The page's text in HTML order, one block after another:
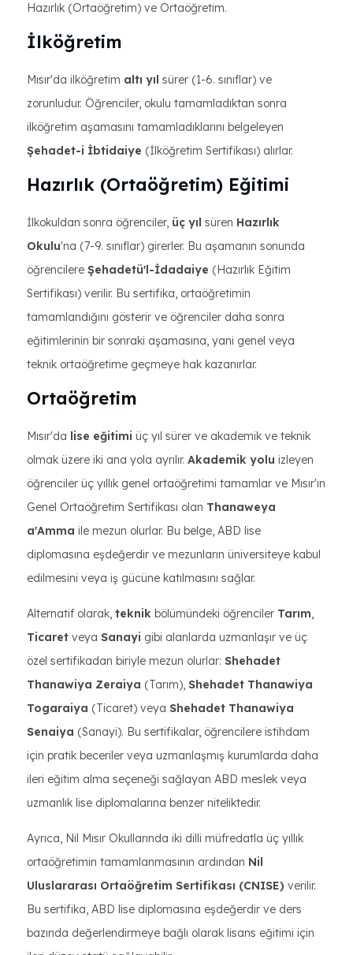
Hazırlık (Ortaöğretim) ve Ortaöğretim.
İlköğretim
Mısır'da ilköğretim altı yıl sürer (1-6. sınıflar) ve
zorunludur. Öğrenciler, okulu tamamladıktan sonra
ilköğretim aşamasını tamamladıklarını belgeleyen
Şehadet-i İbtidaiye (İlköğretim Sertifikası) alırlar.
Hazırlık (Ortaöğretim) Eğitimi
İlkokuldan sonra öğrenciler, üç yıl süren Hazırlık
Okulu'na (7-9. sınıflar) girerler. Bu aşamanın sonunda
öğrencilere Şehadetü'l-İdadaiye (Hazırlık Eğitim
Sertifikası) verilir. Bu sertifika, ortaöğretimin
tamamlandığını gösterir ve öğrenciler daha sonra
eğitimlerinin bir sonraki aşamasına, yani genel veya
teknik ortaöğretime geçmeye hak kazanırlar.
Ortaöğretim
Mısır'da lise eğitimi üç yıl sürer ve akademik ve teknik
olmak üzere iki ana yola ayrılır. Akademik yolu izleyen
öğrenciler üç yıllık genel ortaöğretimi tamamlar ve Mısır'ın
Genel Ortaöğretim Sertifikası olan Thanaweya
a'Amma ile mezun olurlar. Bu belge, ABD lise
diplomasına eşdeğerdir ve mezunların üniversiteye kabul
edilmesini veya iş gücüne katılmasını sağlar.
Alternatif olarak, teknik bölümündeki öğrenciler Tarım,
Ticaret veya Sanayi gibi alanlarda uzmanlaşır ve üç
özel sertifikadan biriyle mezun olurlar: Shehadet
Thanawiya Zeraiya (Tarım), Shehadet Thanawiya
Togaraiya (Ticaret) veya Shehadet Thanawiya
Senaiya (Sanayi). Bu sertifikalar, öğrencilere istihdam
için pratik beceriler veya uzmanlaşmış kurumlarda daha
ileri eğitim alma seçeneği sağlayan ABD meslek veya
uzmanlık lise diplomalarına benzer niteliktedir.
Ayrıca, Nil Mısır Okullarında iki dilli müfredatla üç yıllık
ortaöğretimin tamamlanmasının ardından Nil
Uluslararası Ortaöğretim Sertifikası (CNISE) verilir.
Bu sertifika, ABD lise diplomasına eşdeğerdir ve ders
bazında değerlendirmeye bağlı olarak lisans eğitimi için